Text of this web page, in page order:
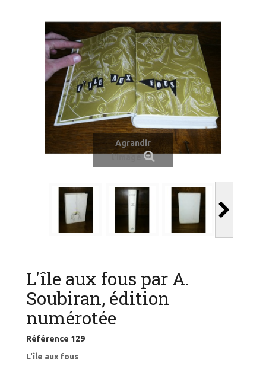
Agrandir
L'île aux fous par A.
Soubiran, édition
numérotée
Référence 129
L'île aux fous